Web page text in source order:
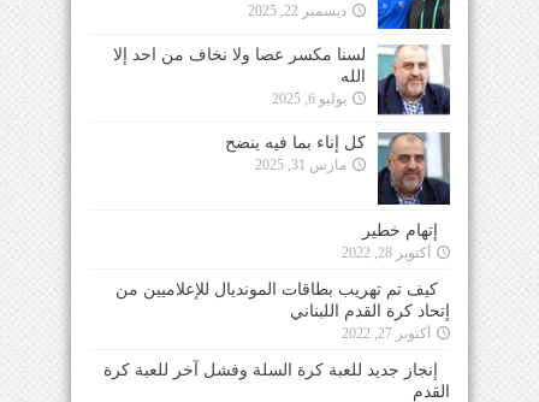
ديسمبر 22, 2025
لسنا مكسر عصا ولا نخاف من احد إلا
الله
يوليو 6, 2025
كل إناء بما فيه ينضح
مارس 31, 2025
إتهام خطير
أكتوبر 28, 2022
كيف تم تهريب بطاقات المونديال للإعلاميين من
إتحاد كرة القدم اللبناني
أكتوبر 27, 2022
إنجاز جديد للعبة كرة السلة وفشل آخر للعبة كرة
القدم